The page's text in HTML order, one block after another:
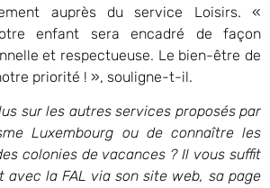
auprès du service Loisirs. «
enfant sera encadré de façon
et respectueuse. Le bien-être de
priorité ! », souligne-t-il.
sur les autres services proposés par
Luxembourg ou de connaître les
colonies de vacances ? Il vous suffit
avec la FAL via son site web, sa page